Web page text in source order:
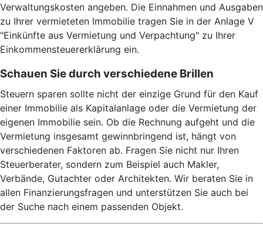
Verwaltungskosten angeben. Die Einnahmen und Ausgaben
zu Ihrer vermieteten Immobilie tragen Sie in der Anlage V
"Einkünfte aus Vermietung und Verpachtung" zu Ihrer
Einkommensteuererklärung ein.
Schauen Sie durch verschiedene Brillen
Steuern sparen sollte nicht der einzige Grund für den Kauf
einer Immobilie als Kapitalanlage oder die Vermietung der
eigenen Immobilie sein. Ob die Rechnung aufgeht und die
Vermietung insgesamt gewinnbringend ist, hängt von
verschiedenen Faktoren ab. Fragen Sie nicht nur Ihren
Steuerberater, sondern zum Beispiel auch Makler,
Verbände, Gutachter oder Architekten. Wir beraten Sie in
allen Finanzierungsfragen und unterstützen Sie auch bei
der Suche nach einem passenden Objekt.